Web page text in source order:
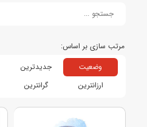
وضعیت جدیدترین
ارزانترین
گرانترین